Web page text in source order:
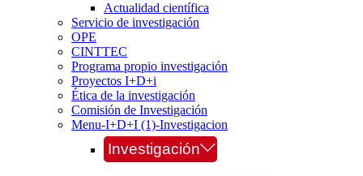
Actualidad científica
Servicio de investigación
OPE
CINTTEC
Programa propio investigación
Proyectos I+D+i
Ética de la investigación
Comisión de Investigación
Menu-I+D+I (1)-Investigacion
Investigación